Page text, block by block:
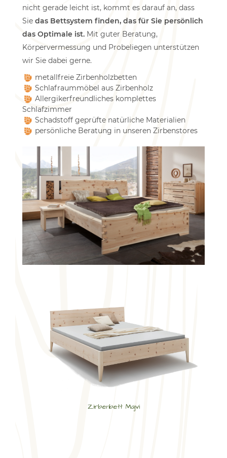
nicht gerade leicht ist, kommt es darauf an, dass
Sie das Bettsystem finden, das für Sie persönlich
das Optimale ist.Mit guter Beratung,
Körpervermessung und Probeliegen unterstützen
wir Sie dabei gerne.
metallfreie Zirbenholzbetten
Schlafraummöbel aus Zirbenholz
Allergikerfreundliches komplettes
Schlafzimmer
Schadstoff geprüfte natürliche Materialien
persönliche Beratung in unseren Zirbenstores
Zirbenbett Majvi